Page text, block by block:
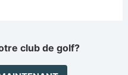
club de golf?